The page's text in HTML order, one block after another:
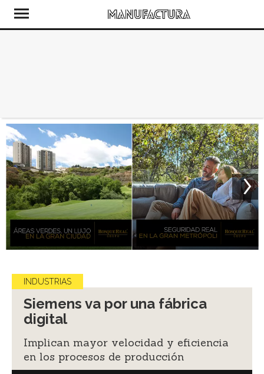
INDUSTRIAS
Siemens va por una fábrica
digital
Implican mayor velocidad y eficiencia
en los procesos de producción